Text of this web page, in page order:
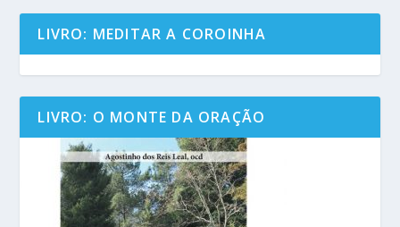
LIVRO: MEDITAR A COROINHA
LIVRO: O MONTE DA ORAÇÃO